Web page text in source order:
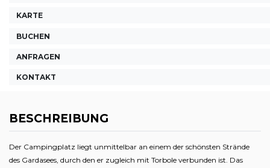
KARTE
BUCHEN
ANFRAGEN
KONTAKT
BESCHREIBUNG
Der Campingplatz liegt unmittelbar an einem der schönsten Strände
des Gardasees, durch den er zugleich mit Torbole verbunden ist. Das